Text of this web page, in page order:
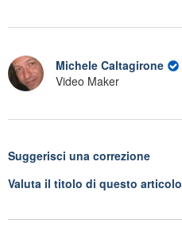
Michele Caltagirone
Video Maker
Suggerisci una correzione
Valuta il titolo di questo articolo